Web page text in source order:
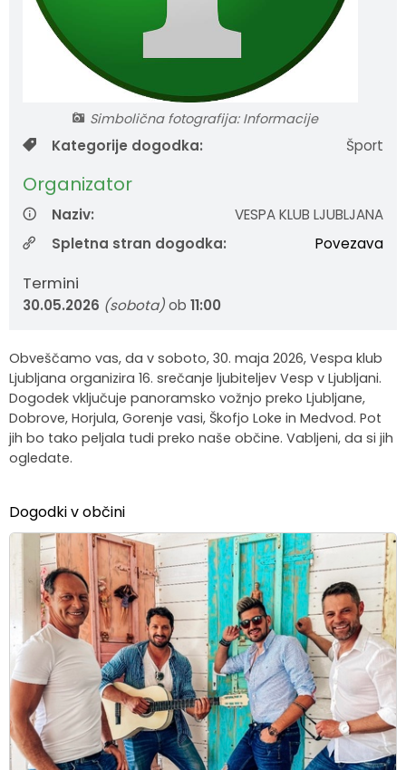
Simbolična fotografija: Informacije
Kategorije dogodka: Šport
Organizator
Naziv:
VESPA KLUB LJUBLJANA
Spletna stran dogodka:
Povezava
Termini
30.05.2026 (sobota)ob 11:00
Obveščamo vas, da v soboto, 30. maja 2026, Vespa klub
Ljubljana organizira 16. srečanje ljubiteljev Vesp v Ljubljani.
Dogodek vključuje panoramsko vožnjo preko Ljubljane,
Dobrove, Horjula, Gorenje vasi, Škofjo Loke in Medvod. Pot
jih bo tako peljala tudi preko naše občine. Vabljeni, da si jih
ogledate.
Dogodki v občini
Krajevne skupnosti
Gasilstvo in civilna zaščita
Občinski nagrajenci
Strateški dokumenti
Javni zavod Polhograjska graščina
Turistična taksa
Vprašajte občino
Oskrba najdenih živali
Letovanje za starejše
Organizacije s področja socialnega varstva
Portal eUprava
Zasebni vrtci in varuhi predšolskih otrok
Merilniki hitrosti
Lokalni ponudniki hrane in izdelkov
Trajnostni razvoj turizma
Osmrtnice
Cenik storitev
Režijski obrat
JP VOKA SNAGA